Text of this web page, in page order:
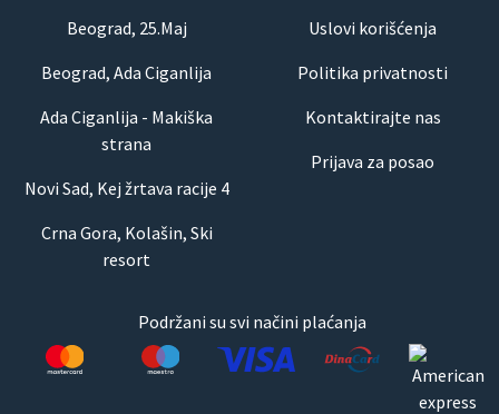
Beograd, 25.Maj
Beograd, Ada Ciganlija
Ada Ciganlija - Makiška
strana
Novi Sad, Kej žrtava racije 4
Crna Gora, Kolašin, Ski
resort
Uslovi korišćenja
Politika privatnosti
Kontaktirajte nas
Prijava za posao
Podržani su svi načini plaćanja